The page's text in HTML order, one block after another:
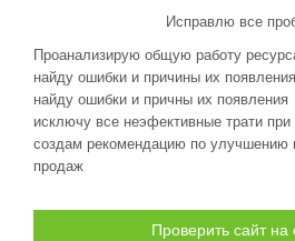
Исправлю все
Проанализирую общую работу
найду ошибки и причины их
найду ошибки и причны их появления
исключу все неэфективные трати
создам рекомендацию по улучшению
продаж
Проверить сайт на